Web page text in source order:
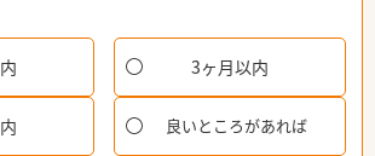
3ヶ月以内
良いところがあれば